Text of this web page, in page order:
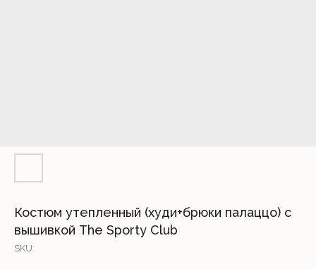
Костюм утепленный (худи+брюки палаццо) с
вышивкой The Sporty Club
SKU: